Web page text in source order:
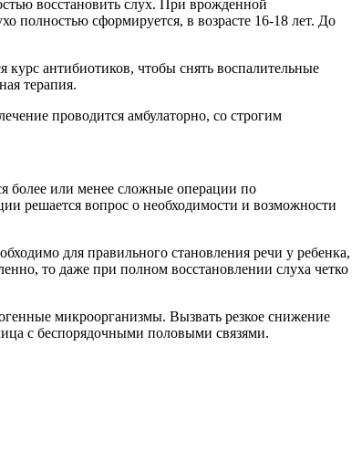
восстановить слух. При врожденной
полностью сформируется, в возрасте 16-18 лет. До
курс антибиотиков, чтобы снять воспалительные
терапия.
проводится амбулаторно, со строгим
более или менее сложные операции по
решается вопрос о необходимости и возможности
для правильного становления речи у ребенка,
то даже при полном восстановлении слуха четко
микроорганизмы. Вызвать резкое снижение
с беспорядочными половыми связями.